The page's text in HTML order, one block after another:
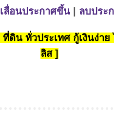
เลื่อนประกาศขึ้น ลบประ
ดิน ทั่วประเทศ กู้เงินง่าย
ลิส ]